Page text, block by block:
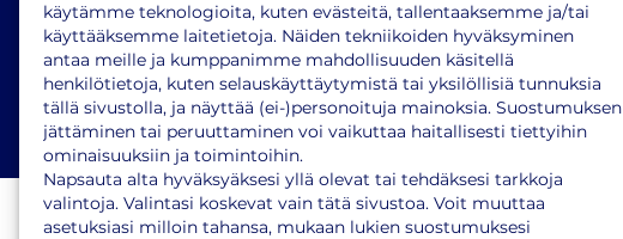
käytämme teknologioita, kuten evästeitä, tallentaaksemme ja/tai
käyttääksemme laitetietoja. Näiden tekniikoiden hyväksyminen
antaa meille ja kumppanimme mahdollisuuden käsitellä
henkilötietoja, kuten selauskäyttäytymistä tai yksilöllisiä tunnuksia
tällä sivustolla, ja näyttää (ei-)personoituja mainoksia. Suostumuksen
jättäminen tai peruuttaminen voi vaikuttaa haitallisesti tiettyihin
ominaisuuksiin ja toimintoihin.
Napsauta alta hyväksyäksesi yllä olevat tai tehdäksesi tarkkoja
valintoja. Valintasi koskevat vain tätä sivustoa. Voit muuttaa
asetuksiasi milloin tahansa, mukaan lukien suostumuksesi